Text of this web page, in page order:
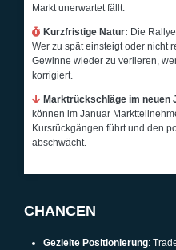
Markt unerwartet fällt.
Kurzfristige Natur: Die
Wer zu spät einsteigt oder nicht
Gewinne wieder zu verlieren,
korrigiert.
Marktrückschläge im neuen
können im Januar
Kursrückgängen führt und den
abschwächt.
CHANCEN
Gezielte Positionierung: